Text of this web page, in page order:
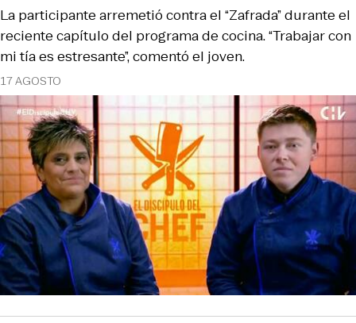
17 AGOSTO
La participante arremetió contra el “Zafrada” durante el
reciente capítulo del programa de cocina. “Trabajar con
mi tía es estresante”, comentó el joven.